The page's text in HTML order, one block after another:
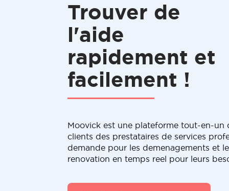
Trouver de
l'aide
rapidement et
facilement !
Moovick est une plateforme tout-en-un
clients des prestataires de services
demande pour les demenagements et
renovation en temps reel pour leurs